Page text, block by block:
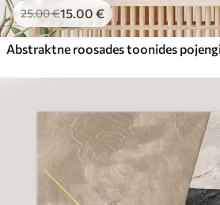
25.00€15.00 €